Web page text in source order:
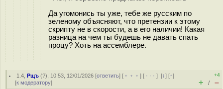
Да угомонись ты уже, тебе же русским по
зеленому объясняют, что претензии к этому
скрипту не в скорости, а в его наличии! Какая
разница на чем ты будешь не давать спать
процу? Хоть на ассемблере.
1.4 ,Рщъ (?), 10:53, 12/01/2026 [ответить] [ ﹢﹢﹢] [ · · ·][↓] [↑]
[к модератору]
+4
+ / –